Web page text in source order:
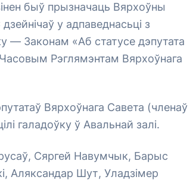
быў прызначаць Вярхоўны
у адпаведнасьці з
— Законам «Аб статусе дэпутата
Рэглямэнтам Вярхоўнага
Вярхоўнага Савета (членаў
галадоўку ў Авальнай залі.
Сяргей Навумчык, Барыс
Аляксандар Шут, Уладзімер